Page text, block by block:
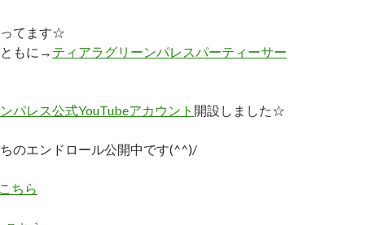
てます☆
もに→ ティアラグリーンパレスパーティーサー
パレス公式YouTubeアカウント 開設しました☆
のエンドロール公開中です(^^)/
ちら